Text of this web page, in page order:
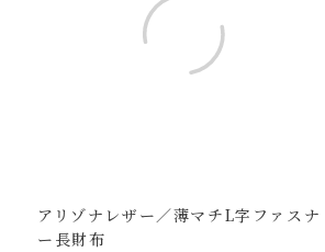
アリゾナレザー／薄マチL字ファスナ
ー長財布